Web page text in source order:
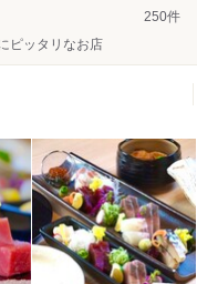
250件
ピッタリなお店